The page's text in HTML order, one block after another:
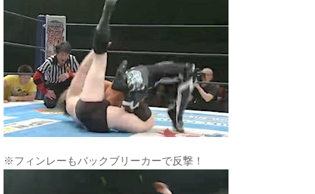
※フィンレーもバックブリーカーで反撃！